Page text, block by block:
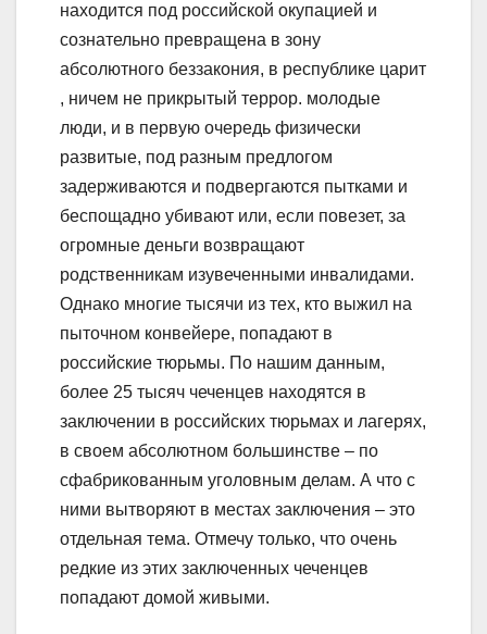
находится под российской окупацией и
сознательно превращена в зону
абсолютного беззакония, в республике царит
, ничем не прикрытый террор. молодые
люди, и в первую очередь физически
развитые, под разным предлогом
задерживаются и подвергаются пытками и
беспощадно убивают или, если повезет, за
огромные деньги возвращают
родственникам изувеченными инвалидами.
Однако многие тысячи из тех, кто выжил на
пыточном конвейере, попадают в
российские тюрьмы. По нашим данным,
более 25 тысяч чеченцев находятся в
заключении в российских тюрьмах и лагерях,
в своем абсолютном большинстве – по
сфабрикованным уголовным делам. А что с
ними вытворяют в местах заключения – это
отдельная тема. Отмечу только, что очень
редкие из этих заключенных чеченцев
попадают домой живыми.